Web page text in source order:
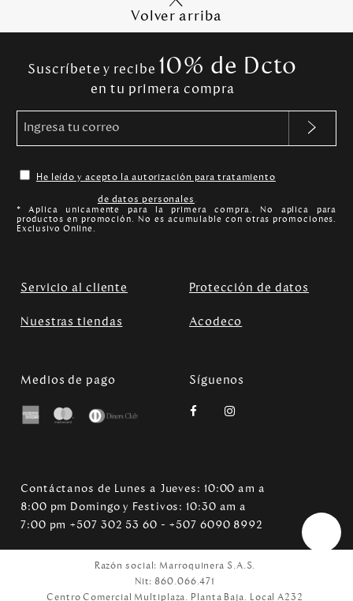
Volver arriba
Suscríbete y recibe 10% de Dcto
en tu primera compra
He leído y acepto la autorización para tratamiento
de datos personales.
* Aplica unicamente para la primera compra. No aplica para
productos en promoción. No es acumulable con otras promociones.
Exclusivo Online.
Servicio al cliente Protección de datos
Nuestras tiendas Acodeco
Medios de pago Síguenos
Contáctanos de Lunes a Jueves: 10:00 am a
8:00 pm Domingo y Festivos: 10:30 am a
7:00 pm +507 302 53 60 - +507 6090 8992
Razón social: Marroquinera S.A.S.
Nit: 860.066.471
Centro Comercial Multiplaza. Planta Baja. Local A232